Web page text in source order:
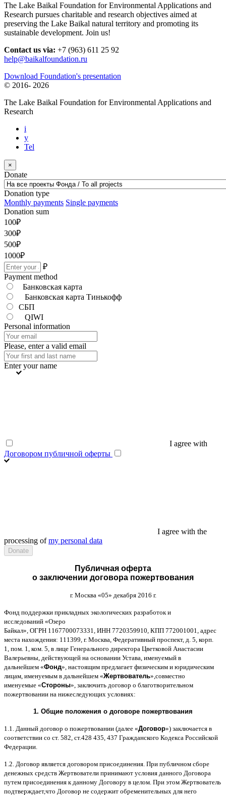
The Lake Baikal Foundation for Environmental Applications and
Research pursues charitable and research objectives aimed at
preserving the Lake Baikal natural territory and promoting its
sustainable development. Join us!
Contact us via: +7 (963) 611 25 92
help@baikalfoundation.ru
Download Foundation's presentation
© 2016- 2026
The Lake Baikal Foundation for Environmental Applications and
Research
i
y
Tel
×
Donate
Donation type
Monthly payments Single payments
Donation sum
100₽
300₽
500₽
1000₽
₽
Payment method
Банковская карта
Банковская карта Тинькофф
СБП
QIWI
Personal information
Please, enter a valid email
Enter your name
I agree with
Договором публичной оферты
I agree with the
processing ofmy personal data
Публичная оферта
о заключении договора пожертвования
г. Москва «05» декабря 2016 г.
Фонд поддержки прикладных экологических разработок и
исследований «Озеро
Байкал», ОГРН 1167700073331, ИНН 7720359910, КПП 772001001, адрес
места нахождения: 111399, г. Москва Федеративный проспект, д . 5, корп
1, пом . 1, ком . 5, в лице Генерального директора Цветковой Анастасии
Валерьевны действующей на основании Устава именуемый в
дальнейшем «Фонд», настоящим предлагает физическим и юридическим
лицам именуемым в дальнейшем «Жертвователь», совместно
именуемые «Стороны», заключить договор o благотворительном
пожертвовании на нижеследующих условиях:
1. Общие положения o договоре пожертвования
1.1. Данный договор о пожертвовании (далее «Договор») заключается в
соответствии со ст. 582, ст.428 435, 437 Гражданского Кодекса Российской
Федерации
1.2. Договор является договором присоединения При публичном сборе
денежных средств Жертвователи принимают условия данного Договора
путем присоединения к данному Договору в целом При этом Жертвователь
подтверждает,что Договор не содержит обременительных для него